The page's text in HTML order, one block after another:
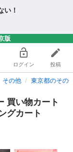
い！
版
ログイン 投稿
その他 東京都のその
買い物カート
グカート